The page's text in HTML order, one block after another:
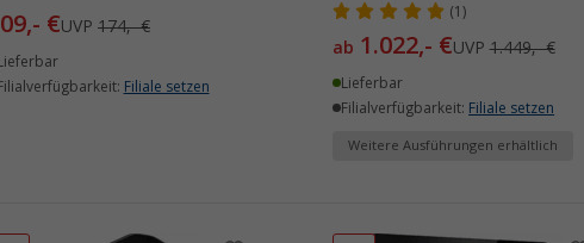
€UVP174,- €
Filiale setzen
(1)
ab 1.022,- €UVP1.449,- €
Lieferbar
Filialverfügbarkeit: Filiale setzen
Weitere Ausführungen erhältlich